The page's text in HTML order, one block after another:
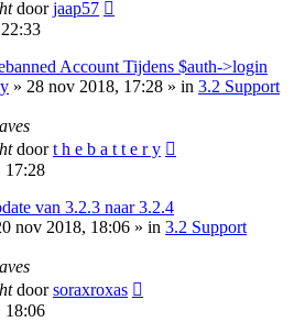
doorjaap57
Account Tijdens $auth->login
» 28 nov 2018, 17:28 » in 3.2 Support
doort h e b a t t e r y
17:28
van 3.2.3 naar 3.2.4
nov 2018, 18:06 » in 3.2 Support
doorsoraxroxas
18:06